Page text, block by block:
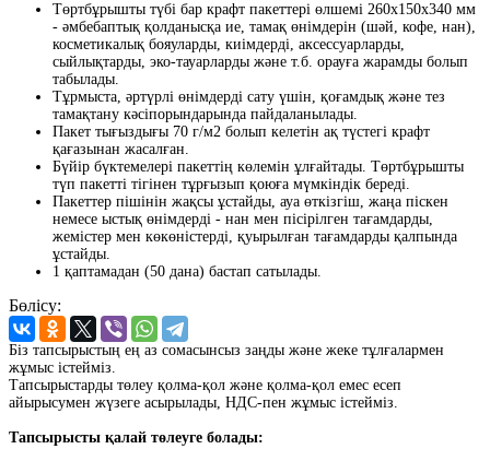
Төртбұрышты түбі бар крафт пакеттері өлшемі 260x150x340 мм
- әмбебаптық қолданысқа ие, тамақ өнімдерін (шәй, кофе, нан),
косметикалық бояуларды, киімдерді, аксессуарларды,
сыйлықтарды, эко-тауарларды және т.б. орауға жарамды болып
табылады.
Тұрмыста, әртүрлі өнімдерді сату үшін, қоғамдық және тез
тамақтану кәсіпорындарында пайдаланылады.
Пакет тығыздығы 70 г/м2 болып келетін ақ түстегі крафт
қағазынан жасалған.
Бүйір бүктемелері пакеттің көлемін ұлғайтады. Төртбұрышты
түп пакетті тігінен тұрғызып қоюға мүмкіндік береді.
Пакеттер пішінін жақсы ұстайды, ауа өткізгіш, жаңа піскен
немесе ыстық өнімдерді - нан мен пісірілген тағамдарды,
жемістер мен көкөністерді, қуырылған тағамдарды қалпында
ұстайды.
1 қаптамадан (50 дана) бастап сатылады.
Бөлісу:
Біз тапсырыстың ең аз сомасынсыз заңды және жеке тұлғалармен
жұмыс істейміз.
Тапсырыстарды төлеу қолма-қол және қолма-қол емес есеп
айырысумен жүзеге асырылады, НДС-пен жұмыс істейміз.
Тапсырысты қалай төлеуге болады: